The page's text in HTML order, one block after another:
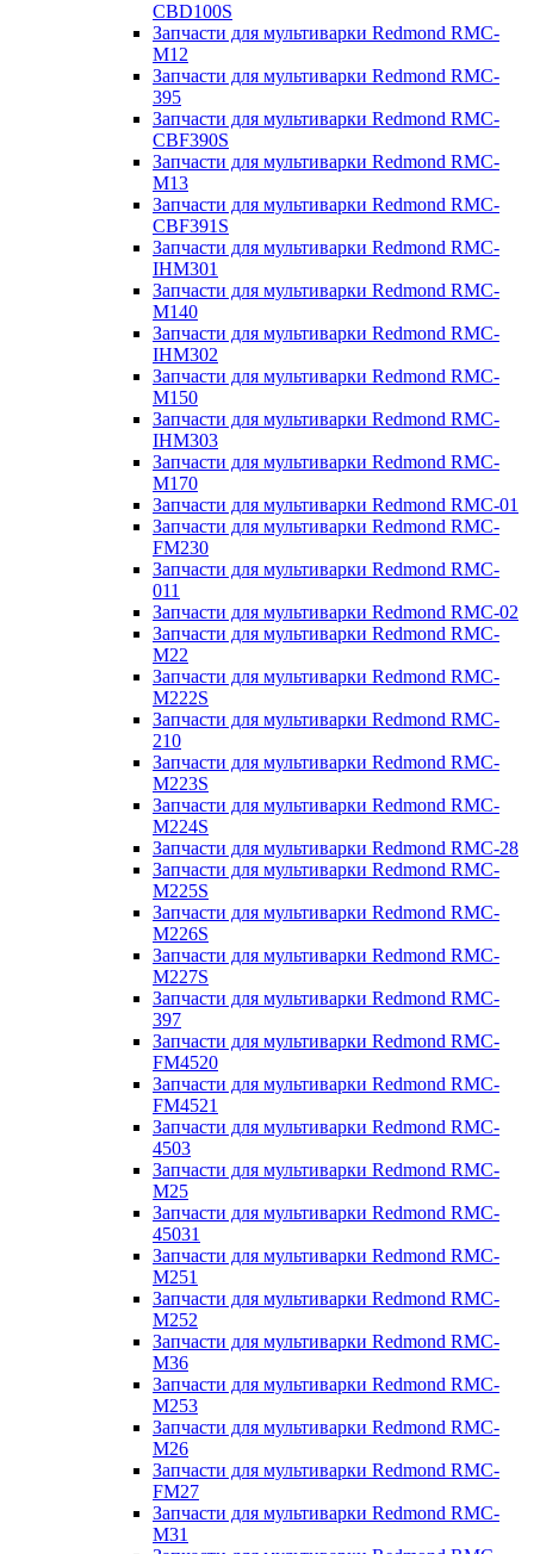
CBD100S
Запчасти для мультиварки Redmond RMC-
M12
Запчасти для мультиварки Redmond RMC-
395
Запчасти для мультиварки Redmond RMC-
CBF390S
Запчасти для мультиварки Redmond RMC-
M13
Запчасти для мультиварки Redmond RMC-
CBF391S
Запчасти для мультиварки Redmond RMC-
IHM301
Запчасти для мультиварки Redmond RMC-
M140
Запчасти для мультиварки Redmond RMC-
IHM302
Запчасти для мультиварки Redmond RMC-
M150
Запчасти для мультиварки Redmond RMC-
IHM303
Запчасти для мультиварки Redmond RMC-
M170
Запчасти для мультиварки Redmond RMC-01
Запчасти для мультиварки Redmond RMC-
FM230
Запчасти для мультиварки Redmond RMC-
011
Запчасти для мультиварки Redmond RMC-02
Запчасти для мультиварки Redmond RMC-
M22
Запчасти для мультиварки Redmond RMC-
M222S
Запчасти для мультиварки Redmond RMC-
210
Запчасти для мультиварки Redmond RMC-
M223S
Запчасти для мультиварки Redmond RMC-
M224S
Запчасти для мультиварки Redmond RMC-28
Запчасти для мультиварки Redmond RMC-
M225S
Запчасти для мультиварки Redmond RMC-
M226S
Запчасти для мультиварки Redmond RMC-
M227S
Запчасти для мультиварки Redmond RMC-
397
Запчасти для мультиварки Redmond RMC-
FM4520
Запчасти для мультиварки Redmond RMC-
FM4521
Запчасти для мультиварки Redmond RMC-
4503
Запчасти для мультиварки Redmond RMC-
M25
Запчасти для мультиварки Redmond RMC-
45031
Запчасти для мультиварки Redmond RMC-
M251
Запчасти для мультиварки Redmond RMC-
M252
Запчасти для мультиварки Redmond RMC-
M36
Запчасти для мультиварки Redmond RMC-
M253
Запчасти для мультиварки Redmond RMC-
M26
Запчасти для мультиварки Redmond RMC-
FM27
Запчасти для мультиварки Redmond RMC-
M31